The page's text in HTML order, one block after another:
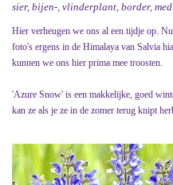
sier, bijen-, vlinderplant, border,
Hier verheugen we ons al een tijdje op.
foto's ergens in de Himalaya van Salvia
kunnen we ons hier prima mee troosten.
'Azure Snow' is een makkelijke, goed
kan ze als je ze in de zomer terug knipt